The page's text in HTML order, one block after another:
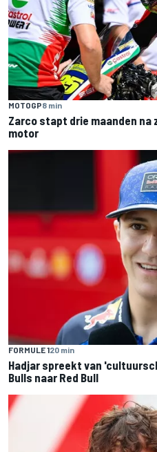
MOTOGP8 min
Zarco stapt drie maanden na
motor
FORMULE 120 min
Hadjar spreekt van
Bulls naar Red Bull